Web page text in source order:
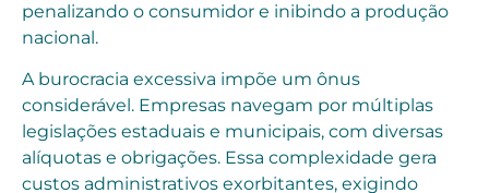
penalizando o consumidor e inibindo a produção
nacional.
A burocracia excessiva impõe um ônus
considerável. Empresas navegam por múltiplas
legislações estaduais e municipais, com diversas
alíquotas e obrigações. Essa complexidade gera
custos administrativos exorbitantes, exigindo